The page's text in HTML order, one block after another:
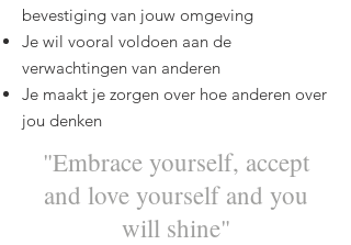
bevestiging van jouw omgeving
Je wil vooral voldoen aan de
verwachtingen van anderen
Je maakt je zorgen over hoe anderen over
jou denken
"Embrace yourself, accept
and love yourself and you
will shine"